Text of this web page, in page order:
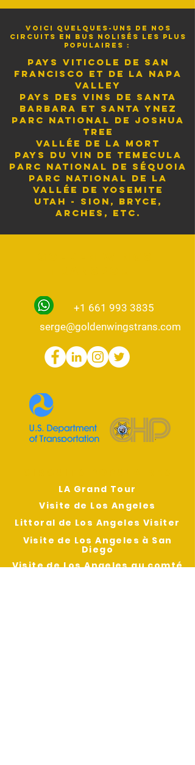
Voici quelques-uns de nos
circuits en bus nolisés les plus
populaires :
Pays viticole de San
Francisco et de la Napa
Valley
Pays des vins de Santa
Barbara et Santa Ynez
Parc national de Joshua
Tree
Vallée de la Mort
Pays du vin de Temecula
Parc National de Séquoia
Parc national de la
vallée de Yosemite
Utah - Sion, Bryce,
Arches, etc.
+1 661 993 3835
serge@goldenwingstrans.com
LA Grand Tour
Visite de Los Angeles
Littoral de Los Angeles Visiter
Visite de Los Angeles à San
Diego
Visite de Los Angeles au comté